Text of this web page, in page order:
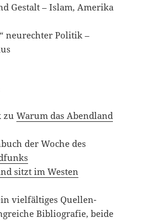
Gestalt – Islam, Amerika
neurechter Politik –
zuWarum das Abendland
der Woche des
sitzt im Westen
vielfältiges Quellen-
Bibliografie, beide